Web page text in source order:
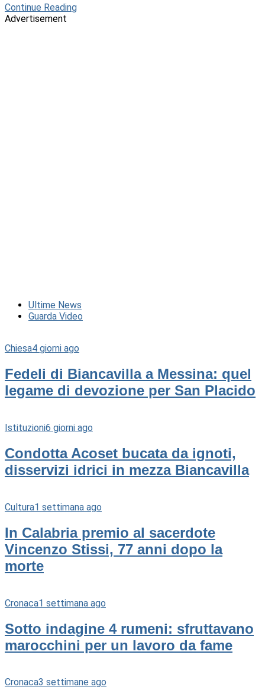
Continue Reading
Advertisement
Ultime News
Guarda Video
Chiesa4 giorni ago
Fedeli di Biancavilla a Messina: quel
legame di devozione per San Placido
Istituzioni6 giorni ago
Condotta Acoset bucata da ignoti,
disservizi idrici in mezza Biancavilla
Cultura1 settimana ago
In Calabria premio al sacerdote
Vincenzo Stissi, 77 anni dopo la
morte
Cronaca1 settimana ago
Sotto indagine 4 rumeni: sfruttavano
marocchini per un lavoro da fame
Cronaca3 settimane ago